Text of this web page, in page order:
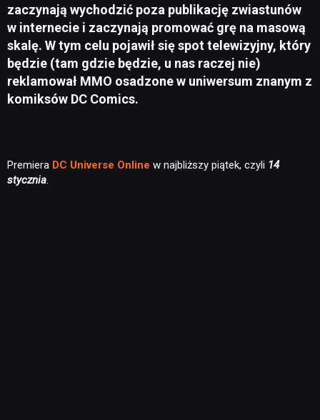
zaczynają wychodzić poza publikację zwiastunów
w internecie i zaczynają promować grę na masową
skalę. W tym celu pojawił się spot telewizyjny, który
będzie (tam gdzie będzie, u nas raczej nie)
reklamował MMO osadzone w uniwersum znanym z
komiksów DC Comics.
Premiera DC Universe Online w najbliższy piątek, czyli 14
stycznia.